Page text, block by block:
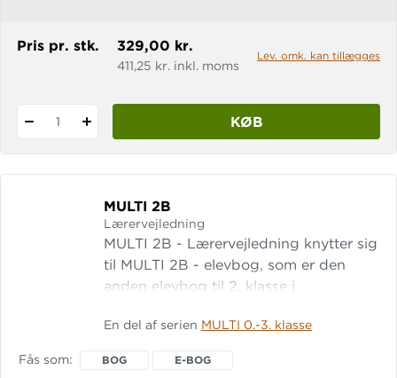
e-bog
Pris pr. stk. 329,00 kr.
411,25 kr. inkl. moms
Lev. omk. kan tillægges
1 KØB
MULTI 2B
Lærervejledning
MULTI 2B - Lærervejledning knytter sig
til MULTI 2B - elevbog, som er den
anden elevbog til 2. klasse i
om systemet MULTI 2B -
En del af serien MULTI 0.-3. klasse
Fås som BOG E-BOG